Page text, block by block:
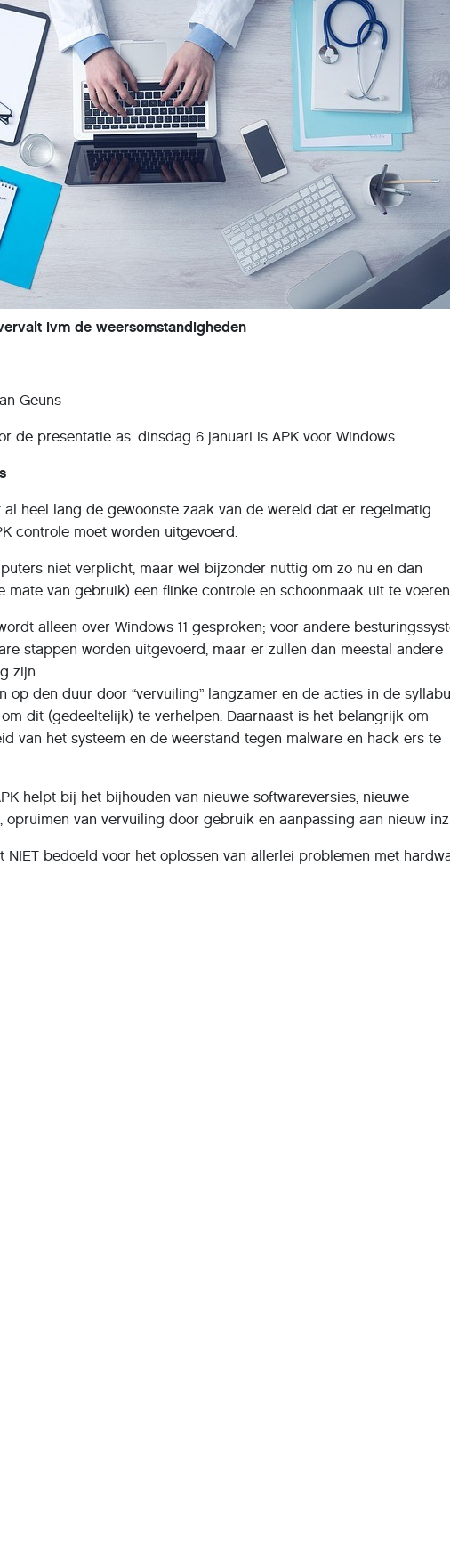
ivm de weersomstandigheden
Geuns
de presentatie as. dinsdag 6 januari is APK voor Windows.
al heel lang de gewoonste zaak van de wereld dat er regelmatig
controle moet worden uitgevoerd.
niet verplicht, maar wel bijzonder nuttig om zo nu en dan
mate van gebruik) een flinke controle en schoonmaak uit te
alleen over Windows 11 gesproken; voor andere
stappen worden uitgevoerd, maar er zullen dan meestal andere
zijn.
op den duur door “vervuiling” langzamer en de acties in de
dit (gedeeltelijk) te verhelpen. Daarnaast is het belangrijk om
van het systeem en de weerstand tegen malware en hack ers te
helpt bij het bijhouden van nieuwe softwareversies, nieuwe
opruimen van vervuiling door gebruik en aanpassing aan nieuw
NIET bedoeld voor het oplossen van allerlei problemen met